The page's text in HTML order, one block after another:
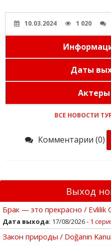
10.03.2024 1 020
Даты
Актеры
ВСЕ НОВОСТИ
Комментарии (0)
Выход
Брак — это прекрасно / Evlilik
Дата выхода: 17/08/2026 - 1
Закон природы / Doğanın